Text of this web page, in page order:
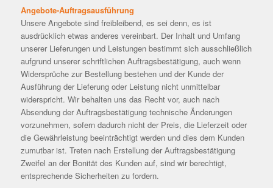
Angebote-Auftragsausführung
Unsere Angebote sind freibleibend, es sei denn, es ist
ausdrücklich etwas anderes vereinbart. Der Inhalt und Umfang
unserer Lieferungen und Leistungen bestimmt sich ausschließlich
aufgrund unserer schriftlichen Auftragsbestätigung, auch wenn
Widersprüche zur Bestellung bestehen und der Kunde der
Ausführung der Lieferung oder Leistung nicht unmittelbar
widerspricht. Wir behalten uns das Recht vor, auch nach
Absendung der Auftragsbestätigung technische Änderungen
vorzunehmen, sofern dadurch nicht der Preis, die Lieferzeit oder
die Gewährleistung beeinträchtigt werden und dies dem Kunden
zumutbar ist. Treten nach Erstellung der Auftragsbestätigung
Zweifel an der Bonität des Kunden auf, sind wir berechtigt,
entsprechende Sicherheiten zu fordern.